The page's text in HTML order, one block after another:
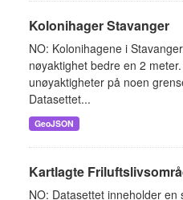
Kolonihager Stavanger
NO: Kolonihagene i
nøyaktighet bedre en 2
unøyaktigheter på noen
Datasettet...
GeoJSON
Kartlagte
NO: Datasettet inneholder